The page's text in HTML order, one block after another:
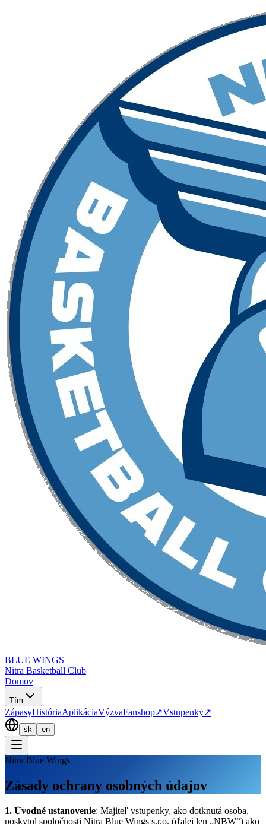
BLUE WINGS
Nitra Basketball Club
Domov
Tím
ZápasyHistóriaAplikáciaVýzvaFanshop↗Vstupenky↗
sk en
Nitra Blue Wings
Zásady ochrany osobných údajov
1. Úvodné ustanovenie: Majiteľ vstupenky, ako dotknutá osoba,
poskytol spoločnosti Nitra Blue Wings s.r.o. (ďalej len „NBW“) ako